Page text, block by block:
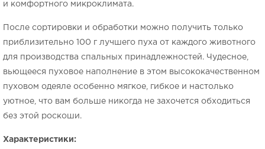
и комфортного микроклимата.
После сортировки и обработки можно получить только
приблизительно 100 г лучшего пуха от каждого животного
для производства спальных принадлежностей. Чудесное,
вьющееся пуховое наполнение в этом высококачественном
пуховом одеяле особенно мягкое, гибкое и настолько
уютное, что вам больше никогда не захочется обходиться
без этой роскоши.
Характеристики: